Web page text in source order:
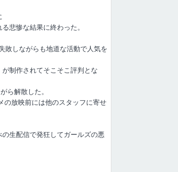
悲惨な結果に終わった。
敗しながらも地道な活動で人気を
制作されてそこそこ評判とな
ら解散した。
の放映前には他のスタッフに寄せ
生配信で発狂してガールズの悪